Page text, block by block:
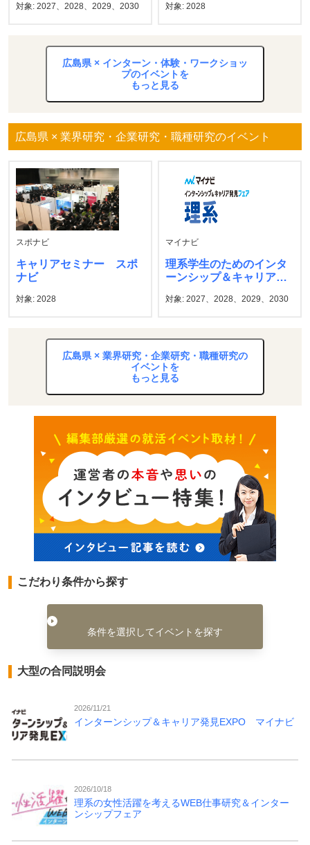
対象: 2027、2028、2029、2030 対象: 2028
広島県 × インターン・体験・ワークショッ
プのイベントを
もっと見る
広島県 × 業界研究・企業研究・職種研究のイベント
スポナビ
キャリアセミナー スポ
ナビ
対象: 2028
マイナビ
理系学生のためのインタ
ーンシップ＆キャリア発
対象: 2027、2028、2029、2030
広島県 × 業界研究・企業研究・職種研究の
イベントを
もっと見る
こだわり条件から探す
条件を選択してイベントを探す
大型の合同説明会
2026/11/21
インターンシップ＆キャリア発見EXPO マイナビ
2026/10/18
理系の女性活躍を考えるWEB仕事研究＆インター
ンシップフェア